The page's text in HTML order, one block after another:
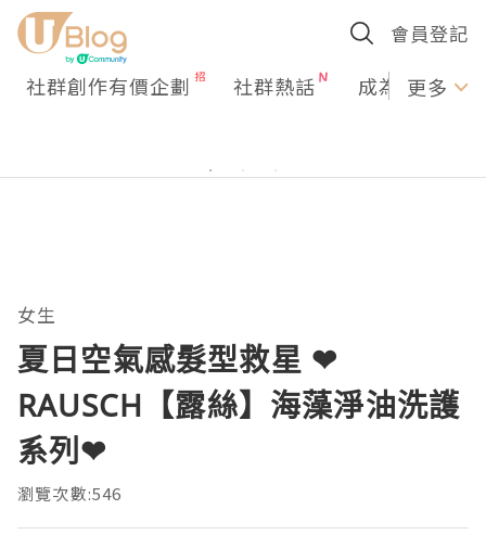
會員登記
社群創作有價企劃 社群熱話 成為U更多
女生
夏日空氣感髮型救星 ❤
RAUSCH【露絲】海藻淨油洗護
系列❤
瀏覽次數:546